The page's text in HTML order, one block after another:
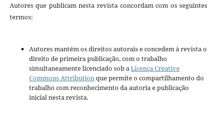
Autores que publicam nesta revista concordam com os seguintes
termos:
Autores mantém os direitos autorais e concedem à revista o
direito de primeira publicação, com o trabalho
simultaneamente licenciado sob aLicença Creative
Commons Attributionque permite o compartilhamento do
trabalho com reconhecimento da autoria e publicação
inicial nesta revista.